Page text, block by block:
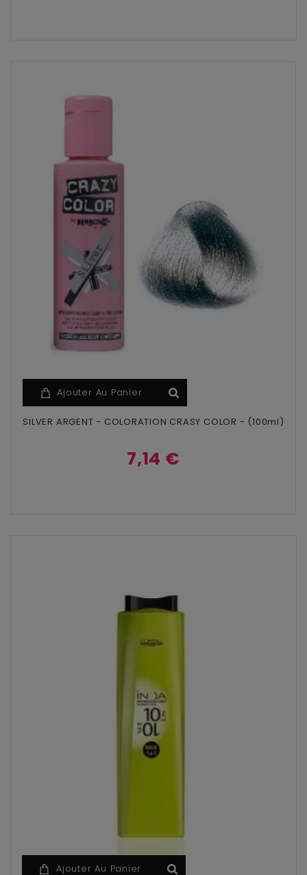
Ajouter Au Panier
SILVER ARGENT - COLORATION CRASY COLOR - (100ml)
7,14 €
Ajouter Au Panier